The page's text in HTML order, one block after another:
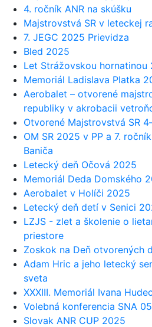
4. ročník ANR na skúšku
Majstrovstvá SR v leteckej
7. JEGC 2025 Prievidza
Bled 2025
Let Strážovskou
Memoriál Ladislava Platka
Aerobalet – otvorené
republiky v akrobacii
Otvorené Majstrovstvá SR
OM SR 2025 v PP a 7.
Baniča
Letecký deň Očová 2025
Memoriál Deda Domského
Aerobalet v Holíči 2025
Letecký deň detí v Senici
LZJS - zlet a školenie o
priestore
Zoskok na Deň otvorených
Adam Hric a jeho letecký
sveta
XXXIII. Memoriál Ivana
Volebná konferencia SNA
Slovak ANR CUP 2025